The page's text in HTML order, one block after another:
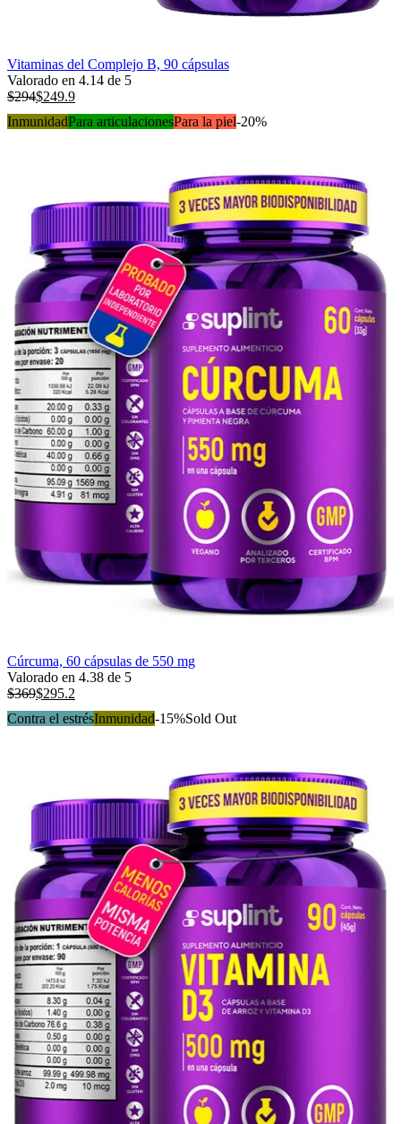
Vitaminas del Complejo B, 90 cápsulas
Valorado en 4.14 de 5
$294$249.9
InmunidadPara articulacionesPara la piel-20%
Cúrcuma, 60 cápsulas de 550 mg
Valorado en 4.38 de 5
$369$295.2
Contra el estrésInmunidad-15%Sold Out